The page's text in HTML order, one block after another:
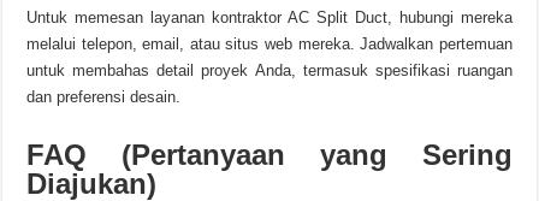
Untuk memesan layanan kontraktor AC Split Duct, hubungi mereka
melalui telepon, email, atau situs web mereka. Jadwalkan pertemuan
untuk membahas detail proyek Anda, termasuk spesifikasi ruangan
dan preferensi desain.
FAQ (Pertanyaan yang Sering
Diajukan)